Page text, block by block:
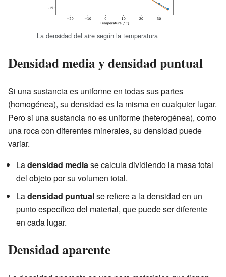
La densidad del aire según la temperatura
Densidad media y densidad puntual
Si una sustancia es uniforme en todas sus partes
(homogénea), su densidad es la misma en cualquier lugar.
Pero si una sustancia no es uniforme (heterogénea), como
una roca con diferentes minerales, su densidad puede
variar.
Ladensidad mediase calcula dividiendo la masa total
del objeto por su volumen total.
Ladensidad puntualse refiere a la densidad en un
punto específico del material, que puede ser diferente
en cada lugar.
Densidad aparente